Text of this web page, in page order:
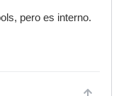
pero es interno.